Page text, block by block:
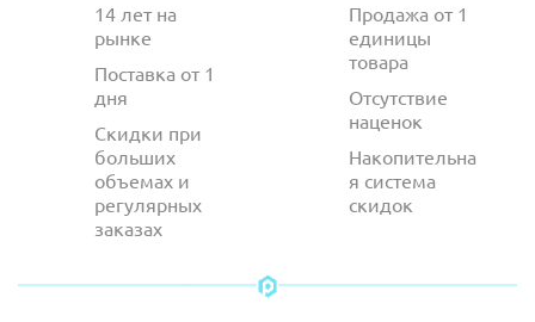
14 лет на
рынке
Поставка от 1
дня
Скидки при
больших
объемах и
регулярных
заказах
Продажа от 1
единицы
товара
Отсутствие
наценок
Накопительна
я система
скидок